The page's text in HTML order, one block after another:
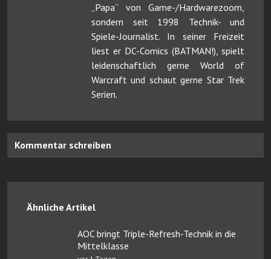
„Papa“ von Game-/Hardwarezoom,
sondern seit 1998 Technik- und
Spiele-Journalist. In seiner Freizeit
liest er DC-Comics (BATMAN!), spielt
leidenschaftlich gerne World of
Warcraft und schaut gerne Star Trek
Serien.
Kommentar schreiben
Ähnliche Artikel
AOC bringt Triple-Refresh-Technik in die
Mittelklasse